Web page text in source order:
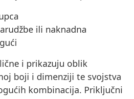
ili naknadna
i prikazuju oblik
boji i dimenziji te svojstva
kombinacija. Priključni